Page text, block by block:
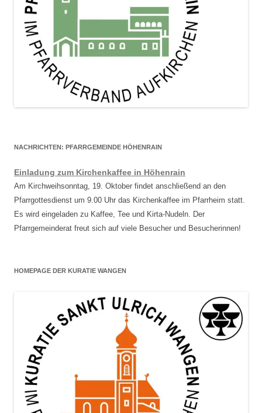
NACHRICHTEN: PFARRGEMEINDE HÖHENRAIN
Einladung zum Kirchenkaffee in Höhenrain
Am Kirchweihsonntag, 19. Oktober findet anschließend an den
Pfarrgottesdienst um 9.00 Uhr das Kirchenkaffee im Pfarrheim statt.
Es wird eingeladen zu Kaffee, Tee und Kirta-Nudeln. Der
Pfarrgemeinderat freut sich auf viele Besucher und Besucherinnen!
HOMEPAGE DER KURATIE WANGEN